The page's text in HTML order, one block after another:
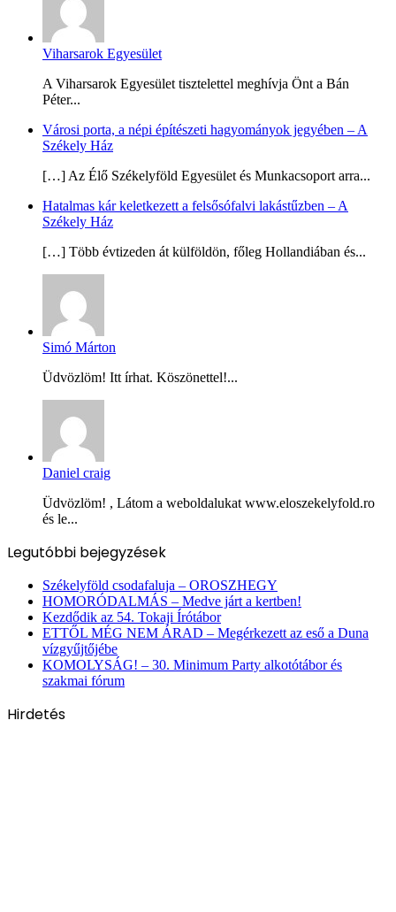
Viharsarok Egyesület
A Viharsarok Egyesület tisztelettel meghívja Önt a Bán
Péter...
Városi porta, a népi építészeti hagyományok jegyében – A
Székely Ház
[…] Az Élő Székelyföld Egyesület és Munkacsoport arra...
Hatalmas kár keletkezett a felsősófalvi lakástűzben – A
Székely Ház
[…] Több évtizeden át külföldön, főleg Hollandiában és...
Simó Márton
Üdvözlöm! Itt írhat. Köszönettel!...
Daniel craig
Üdvözlöm! , Látom a weboldalukat www.eloszekelyfold.ro
és le...
Legutóbbi bejegyzések
Székelyföld csodafaluja – OROSZHEGY
HOMORÓDALMÁS – Medve járt a kertben!
Kezdődik az 54. Tokaji Írótábor
ETTŐL MÉG NEM ÁRAD – Megérkezett az eső a Duna
vízgyűjtőjébe
KOMOLYSÁG! – 30. Minimum Party alkotótábor és
szakmai fórum
Hirdetés